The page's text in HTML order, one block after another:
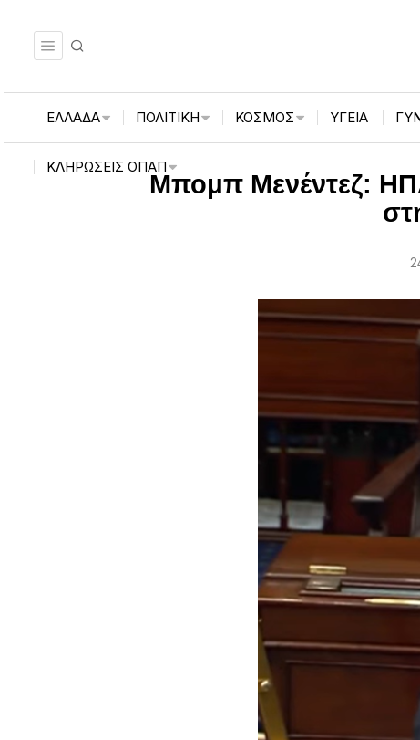
ΕΛΛΑΔΑ ΠΟΛΙΤΙΚΗ ΚΟΣΜΟΣ ΥΓΕΙΑ
ΚΛΗΡΏΣΕΙΣ ΟΠΑΠ
Μπομπ Μενέντεζ: